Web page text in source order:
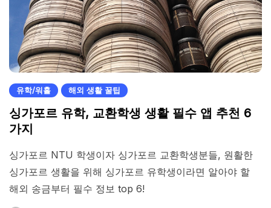
유학/워홀 해외 생활 꿀팁
싱가포르 유학, 교환학생 생활 필수 앱 추천 6
가지
싱가포르 NTU 학생이자 싱가포르 교환학생분들, 원활한
싱가포르 생활을 위해 싱가포르 유학생이라면 알아야 할
해외 송금부터 필수 정보 top 6!